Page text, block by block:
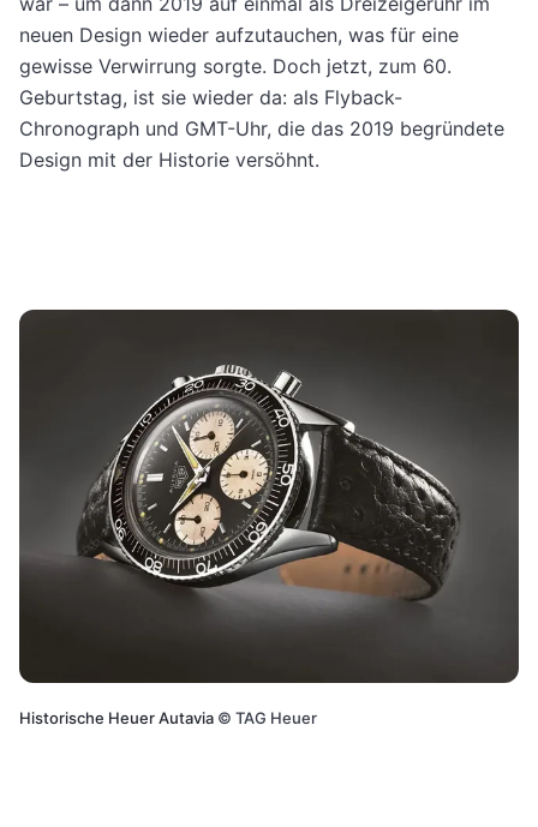
neuen Design wieder aufzutauchen, was für eine
gewisse Verwirrung sorgte. Doch jetzt, zum 60.
Geburtstag, ist sie wieder da: als Flyback-
Chronograph und GMT-Uhr, die das 2019 begründete
Design mit der Historie versöhnt.
Historische Heuer Autavia © TAG Heuer